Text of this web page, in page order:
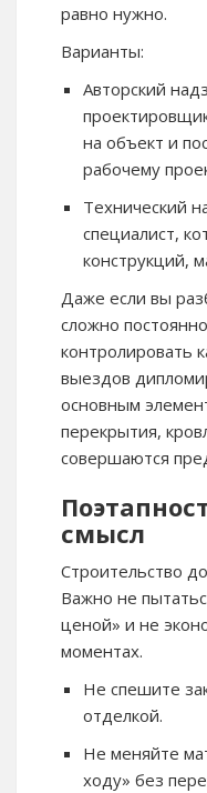
равно нужно.
Варианты:
Авторский
на объект и
рабочему
Технический
специалист,
конструкций,
Даже если вы
сложно
контролировать
выездов
основным
перекрытия,
совершаются
смысл
Строительство
Важно не
ценой» и не
моментах.
Не спешите
отделкой.
Не меняйте
ходу» без